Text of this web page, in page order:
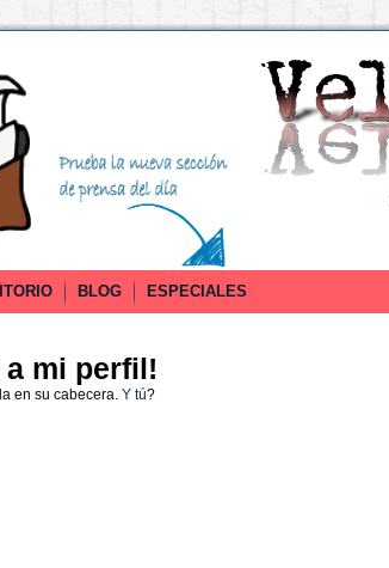
BLOG ESPECIALES
mi perfil!
en su cabecera. Y tú?